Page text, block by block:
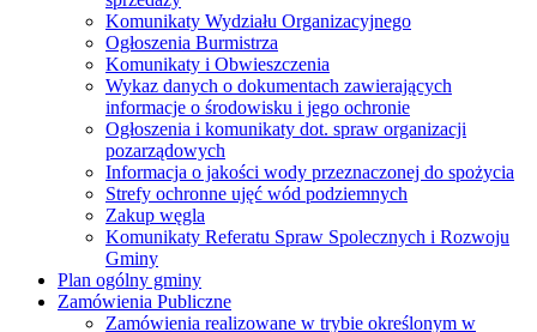
Komunikaty Wydziału Organizacyjnego
Ogłoszenia Burmistrza
Komunikaty i Obwieszczenia
Wykaz danych o dokumentach zawierających
informacje o środowisku i jego ochronie
Ogłoszenia i komunikaty dot. spraw organizacji
pozarządowych
Informacja o jakości wody przeznaczonej do spożycia
Strefy ochronne ujęć wód podziemnych
Zakup węgla
Komunikaty Referatu Spraw Spolecznych i Rozwoju
Gminy
Plan ogólny gminy
Zamówienia Publiczne
Zamówienia realizowane w trybie określonym w